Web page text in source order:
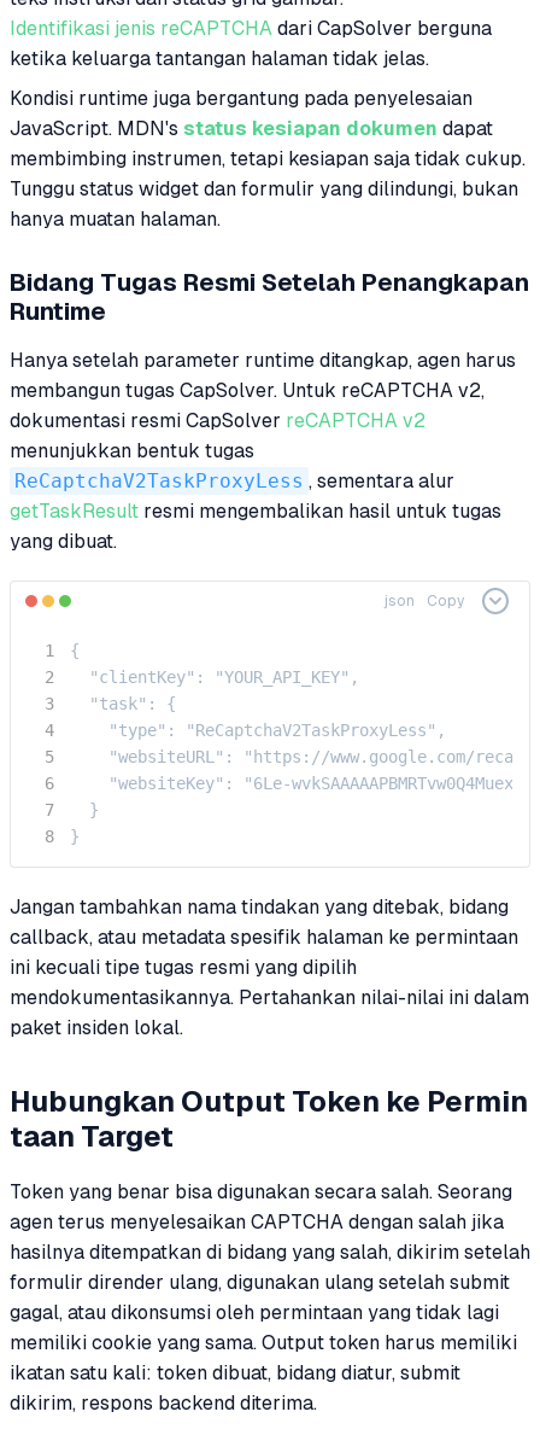
Identifikasi jenis reCAPTCHA dari CapSolver berguna
ketika keluarga tantangan halaman tidak jelas.
Kondisi runtime juga bergantung pada penyelesaian
JavaScript. MDN's status kesiapan dokumen dapat
membimbing instrumen, tetapi kesiapan saja tidak cukup.
Tunggu status widget dan formulir yang dilindungi, bukan
hanya muatan halaman.
Bidang Tugas Resmi Setelah Penangkapan
Runtime
Hanya setelah parameter runtime ditangkap, agen harus
membangun tugas CapSolver. Untuk reCAPTCHA v2,
dokumentasi resmi CapSolver reCAPTCHA v2
menunjukkan bentuk tugas
ReCaptchaV2TaskProxyLess , sementara alur
getTaskResult resmi mengembalikan hasil untuk tugas
yang dibuat.
json Copy
{
  "clientKey": "YOUR_API_KEY",
  "task": {
    "type": "ReCaptchaV2TaskProxyLess",
"websiteURL": "https://www.google.com/
"websiteKey": "6Le-
  }
}
Jangan tambahkan nama tindakan yang ditebak, bidang
callback, atau metadata spesifik halaman ke permintaan
ini kecuali tipe tugas resmi yang dipilih
mendokumentasikannya. Pertahankan nilai-nilai ini dalam
paket insiden lokal.
Hubungkan Output Token ke Permin
taan Target
Token yang benar bisa digunakan secara salah. Seorang
agen terus menyelesaikan CAPTCHA dengan salah jika
hasilnya ditempatkan di bidang yang salah, dikirim setelah
formulir dirender ulang, digunakan ulang setelah submit
gagal, atau dikonsumsi oleh permintaan yang tidak lagi
memiliki cookie yang sama. Output token harus memiliki
ikatan satu kali: token dibuat, bidang diatur, submit
dikirim, respons backend diterima.